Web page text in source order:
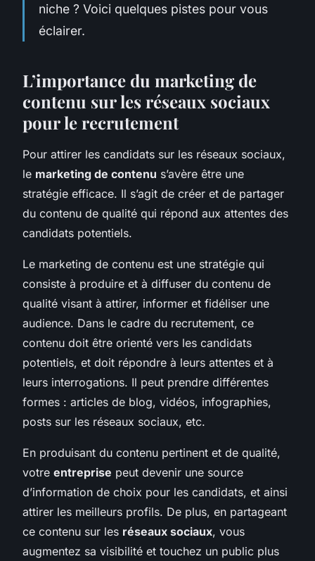
niche ? Voici quelques pistes pour vous
éclairer.
L’importance du marketing de
contenu sur les réseaux sociaux
pour le recrutement
Pour attirer les candidats sur les réseaux sociaux,
le marketing de contenu s’avère être une
stratégie efficace. Il s’agit de créer et de partager
du contenu de qualité qui répond aux attentes des
candidats potentiels.
Le marketing de contenu est une stratégie qui
consiste à produire et à diffuser du contenu de
qualité visant à attirer, informer et fidéliser une
audience. Dans le cadre du recrutement, ce
contenu doit être orienté vers les candidats
potentiels, et doit répondre à leurs attentes et à
leurs interrogations. Il peut prendre différentes
formes : articles de blog, vidéos, infographies,
posts sur les réseaux sociaux, etc.
En produisant du contenu pertinent et de qualité,
votre entreprise peut devenir une source
d’information de choix pour les candidats, et ainsi
attirer les meilleurs profils. De plus, en partageant
ce contenu sur les réseaux sociaux, vous
augmentez sa visibilité et touchez un public plus